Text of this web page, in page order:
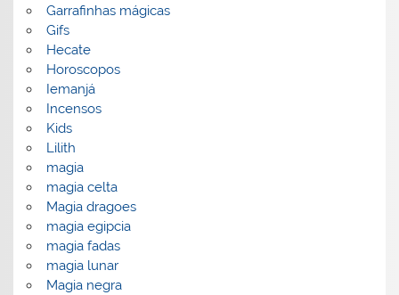
Garrafinhas mágicas
Gifs
Hecate
Horoscopos
Iemanjá
Incensos
Kids
Lilith
magia
magia celta
Magia dragoes
magia egipcia
magia fadas
magia lunar
Magia negra